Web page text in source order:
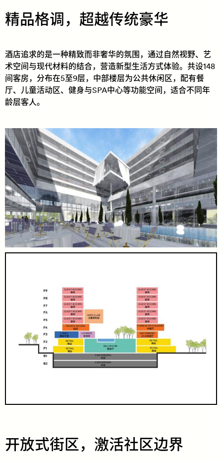
精品格调，超越传统豪华
酒店追求的是一种精致而非奢华的氛围，通过自然视野、艺
术空间与现代材料的结合，营造新型生活方式体验。共设148
间客房，分布在5至9层，中部楼层为公共休闲区，配有餐
厅、儿童活动区、健身与SPA中心等功能空间，适合不同年
龄层客人。
开放式街区，激活社区边界